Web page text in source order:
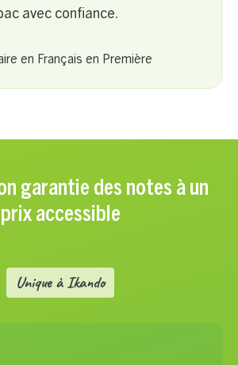
avec confiance.
garantie des notes à un
prix accessible
Unique à Ikando